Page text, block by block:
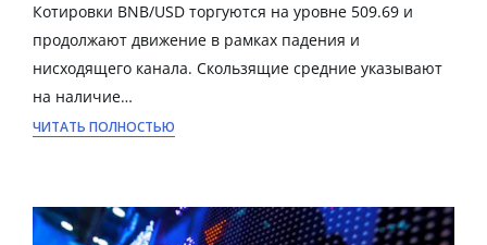
Котировки BNB/USD торгуются на уровне 509.69 и
продолжают движение в рамках падения и
нисходящего канала. Скользящие средние указывают
на наличие…
ЧИТАТЬ ПОЛНОСТЬЮ